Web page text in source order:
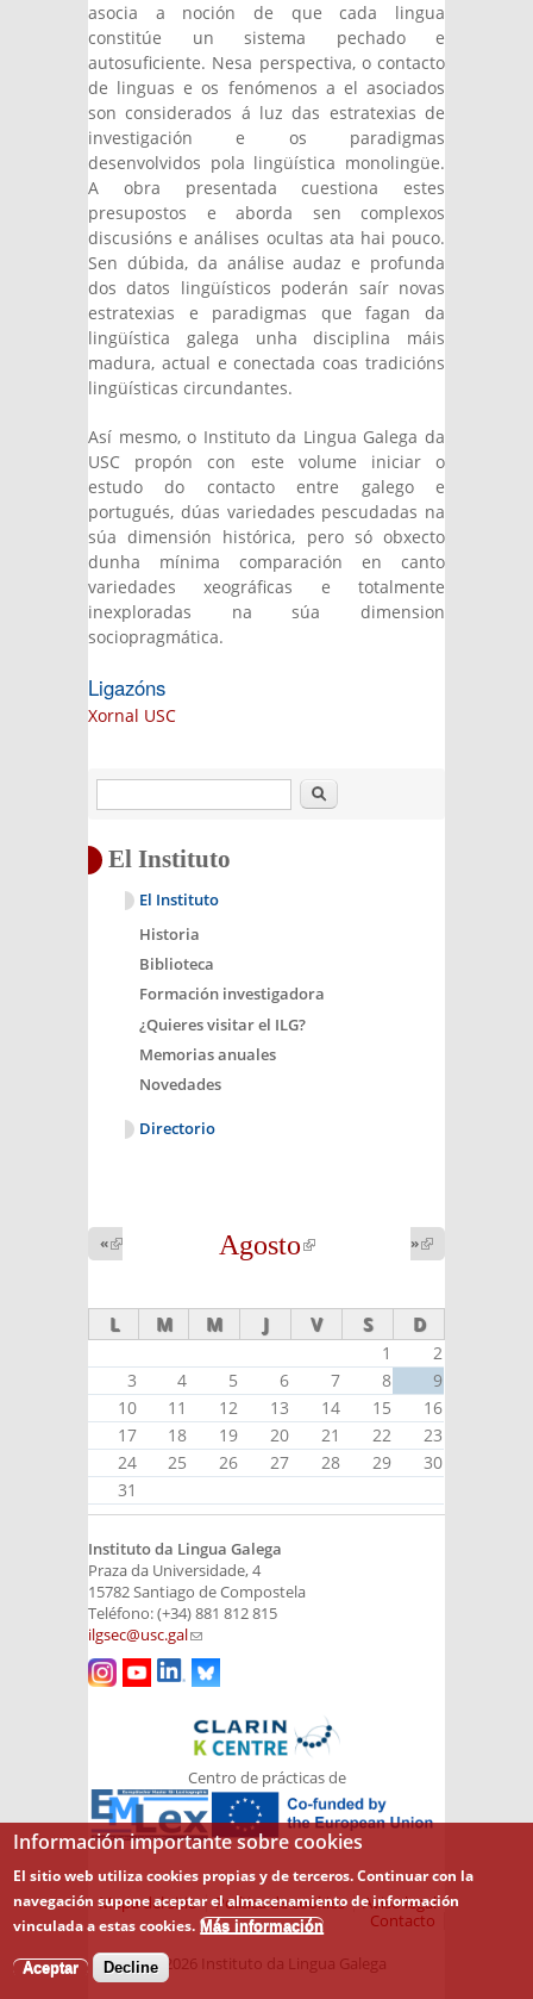
asocia a noción de que cada lingua
constitúe un sistema pechado e
autosuficiente. Nesa perspectiva, o contacto
de linguas e os fenómenos a el asociados
son considerados á luz das estratexias de
investigación e os paradigmas
desenvolvidos pola lingüística monolingüe.
A obra presentada cuestiona estes
presupostos e aborda sen complexos
discusións e análises ocultas ata hai pouco.
Sen dúbida, da análise audaz e profunda
dos datos lingüísticos poderán saír novas
estratexias e paradigmas que fagan da
lingüística galega unha disciplina máis
madura, actual e conectada coas tradicións
lingüísticas circundantes.
Así mesmo, o Instituto da Lingua Galega da
USC propón con este volume iniciar o
estudo do contacto entre galego e
portugués, dúas variedades pescudadas na
súa dimensión histórica, pero só obxecto
dunha mínima comparación en canto
variedades xeográficas e totalmente
inexploradas na súa dimension
sociopragmática.
Ligazóns
Xornal USC
Buscar
El Instituto
El Instituto
Historia
Biblioteca
Formación investigadora
¿Quieres visitar el ILG?
Memorias anuales
Novedades
Directorio
Agosto
(link is
«
external)
»
external)
L M M J V S D
1
2
3
4 5 6 7 8
9
10
11 12 13 14 15
16
17
18 19 20 21 22
23
24
25 26 27 28 29
30
31
Instituto da Lingua Galega
Praza da Universidade, 4
15782 Santiago de Compostela
Teléfono: (+34) 881 812 815
ilgsec@usc.gal(link sends e-mail)
Centro de prácticas de
Aviso legal
Política de cookies
Mapa del sitio
Contacto
© 2026 Instituto da Lingua Galega
Información importante sobre cookies
El sitio web utiliza cookies propias y de terceros. Continuar con la
navegación supone aceptar el almacenamiento de información
vinculada a estas cookies. Más información
Aceptar Decline